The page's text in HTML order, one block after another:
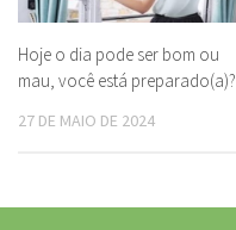
Hoje o dia pode ser bom ou
mau, você está preparado(a)?
27 DE MAIO DE 2024